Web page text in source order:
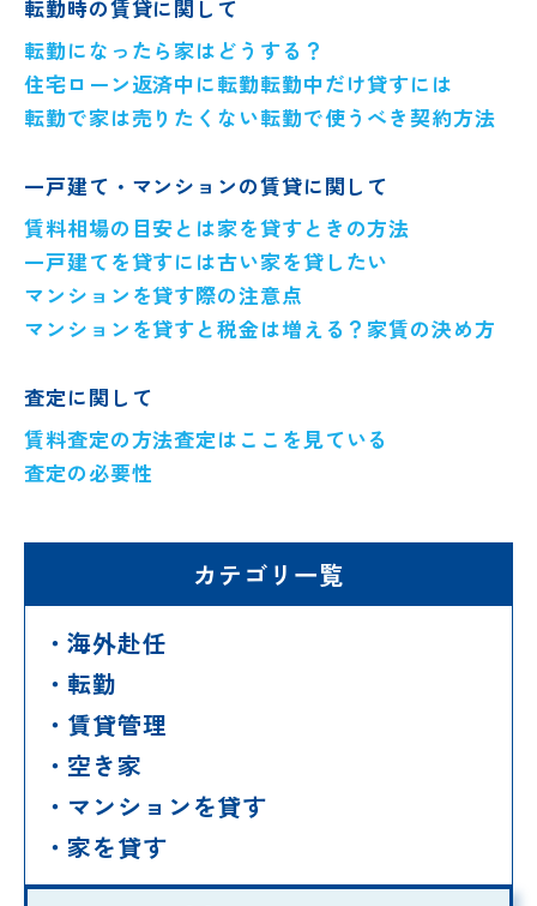
転勤時の賃貸に関して
転勤になったら家はどうする？
住宅ローン返済中に転勤転勤中だけ貸すには
転勤で家は売りたくない転勤で使うべき契約方法
一戸建て・マンションの賃貸に関して
賃料相場の目安とは家を貸すときの方法
一戸建てを貸すには古い家を貸したい
マンションを貸す際の注意点
マンションを貸すと税金は増える？ 家賃の決め方
査定に関して
賃料査定の方法査定はここを見ている
査定の必要性
カテゴリ一覧
海外赴任
転勤
賃貸管理
空き家
マンションを貸す
家を貸す